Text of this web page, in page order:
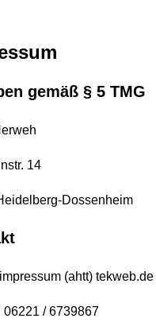
gemäß § 5 TMG
14
Dossenheim
(ahtt) tekweb.de
06221 / 6739867